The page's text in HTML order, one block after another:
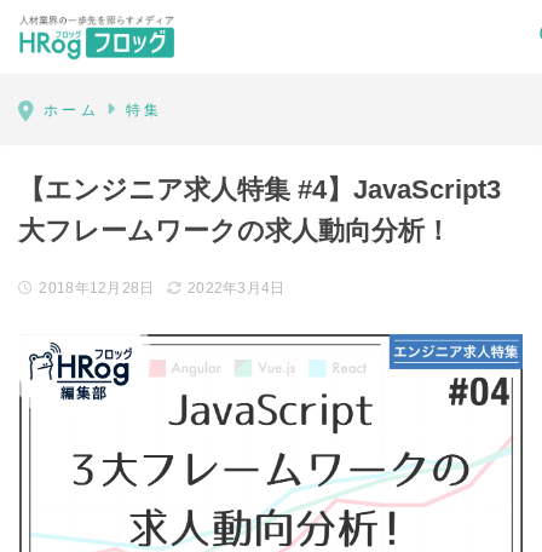
HRog | 人材業界の一歩先を照らすメディ
ホーム 特集
【エンジニア求人特集 #4】JavaScript3
大フレームワークの求人動向分析！
2018年12月28日 2022年3月4日